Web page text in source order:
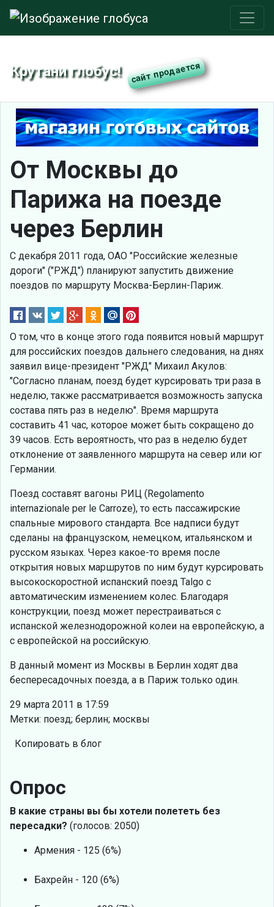
Крутани глобус!
От Москвы до
Парижа на поезде
через Берлин
С декабря 2011 года, ОАО "Российские железные
дороги" ("РЖД") планируют запустить движение
поездов по маршруту Москва-Берлин-Париж.
О том, что в конце этого года появится новый маршрут
для российских поездов дальнего следования, на днях
заявил вице-президент "РЖД" Михаил Акулов:
"Согласно планам, поезд будет курсировать три раза в
неделю, также рассматривается возможность запуска
состава пять раз в неделю". Время маршрута
составить 41 час, которое может быть сокращено до
39 часов. Есть вероятность, что раз в неделю будет
отклонение от заявленного маршрута на север или юг
Германии.
Поезд составят вагоны РИЦ (Regolamento
internazionale per le Carroze), то есть пассажирские
спальные мирового стандарта. Все надписи будут
сделаны на французском, немецком, итальянском и
русском языках. Через какое-то время после
открытия новых маршрутов по ним будут курсировать
высокоскоростной испанский поезд Talgo с
автоматическим изменением колес. Благодаря
конструкции, поезд может перестраиваться с
испанской железнодорожной колеи на европейскую, а
с европейской на российскую.
В данный момент из Москвы в Берлин ходят два
беспересадочных поезда, а в Париж только один.
29 марта 2011 в 17:59
Метки: поезд; берлин; москвы
Копировать в блог
Опрос
В какие страны вы бы хотели полететь без
пересадки? (голосов: 2050)
Армения - 125 (6%)
Бахрейн - 120 (6%)